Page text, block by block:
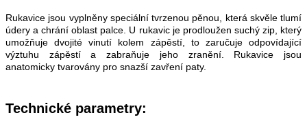
Rukavice jsou vyplněny speciální tvrzenou pěnou, která skvěle tlumí
údery a chrání oblast palce. U rukavic je prodloužen suchý zip, který
umožňuje dvojité vinutí kolem zápěstí, to zaručuje odpovídající
výztuhu zápěstí a zabraňuje jeho zranění. Rukavice jsou
anatomicky tvarovány pro snazší zavření paty.
Technické parametry: